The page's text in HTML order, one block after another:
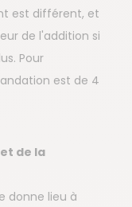
est différent, et
de l'addition si
Pour
est de 4
de la
donne lieu à